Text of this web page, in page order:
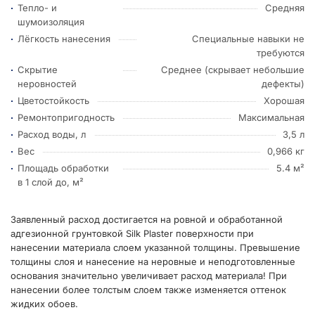
Тепло- и
шумоизоляция
Средняя
Лёгкость нанесения
Специальные навыки не
требуются
Скрытие
неровностей
Среднее (скрывает небольшие
дефекты)
Цветостойкость
Хорошая
Ремонтопригодность
Максимальная
Расход воды, л
3,5 л
Вес
0,966 кг
Площадь обработки
в 1 слой до, м²
5.4 м²
Заявленный расход достигается на ровной и обработанной
адгезионной грунтовкой Silk Plaster поверхности при
нанесении материала слоем указанной толщины. Превышение
толщины слоя и нанесение на неровные и неподготовленные
основания значительно увеличивает расход материала! При
нанесении более толстым слоем также изменяется оттенок
жидких обоев.